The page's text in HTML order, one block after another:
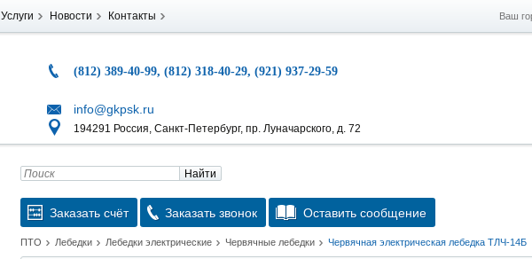
Услуги Новости Контакты Ваш
(812) 389-40-99, (812) 318-40-29, (921) 937-29-59
info@gkpsk.ru
194291 Россия, Санкт-Петербург, пр. Луначарского, д. 72
Найти
Заказать счёт Заказать звонок Оставить сообщение
ПТО Лебедки Лебедки электрические Червячные лебедки Червячная электрическая лебедка ТЛЧ-14Б